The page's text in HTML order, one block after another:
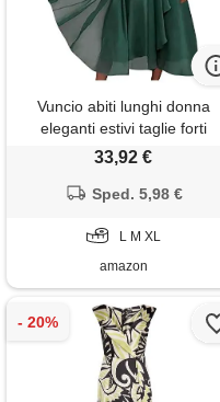
Vuncio abiti lunghi donna
eleganti estivi taglie forti
morbidi fantasia vestito donna
a fiori casual cerimonia
33,92 €
Sped. 5,98 €
L M XL
amazon